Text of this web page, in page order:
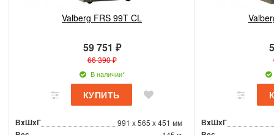
Valberg FRS 99T CL
59 751 ₽
66 390 ₽
В наличии*
ВxШxГ 991 x 565 x 451 мм
ВxШxГ